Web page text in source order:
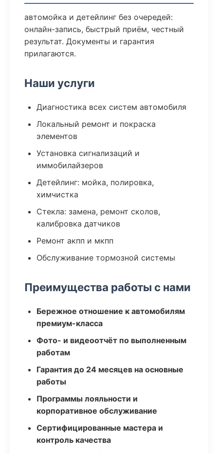
автомойка и детейлинг без очередей:
онлайн-запись, быстрый приём, честный
результат. Документы и гарантия
прилагаются.
Наши услуги
Диагностика всех систем автомобиля
Локальный ремонт и покраска
элементов
Установка сигнализаций и
иммобилайзеров
Детейлинг: мойка, полировка,
химчистка
Стекла: замена, ремонт сколов,
калибровка датчиков
Ремонт акпп и мкпп
Обслуживание тормозной системы
Преимущества работы с нами
Бережное отношение к автомобилям
премиум-класса
Фото- и видеоотчёт по выполненным
работам
Гарантия до 24 месяцев на основные
работы
Программы лояльности и
корпоративное обслуживание
Сертифицированные мастера и
контроль качества